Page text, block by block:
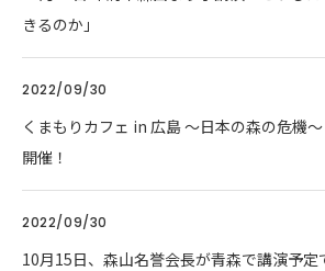
きるのか」
2022/09/30
くまもりカフェ in 広島 ～日本の森の危機
開催！
2022/09/30
10月15日、森山名誉会長が青森で講演予定